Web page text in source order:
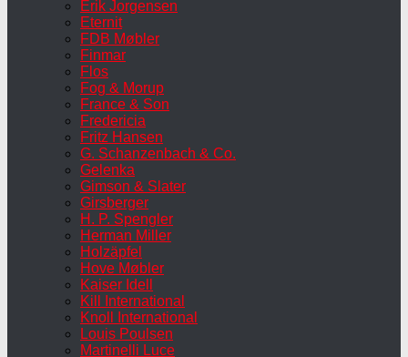
Erik Jorgensen
Eternit
FDB Møbler
Finmar
Flos
Fog & Morup
France & Son
Fredericia
Fritz Hansen
G. Schanzenbach & Co.
Gelenka
Gimson & Slater
Girsberger
H. P. Spengler
Herman Miller
Holzäpfel
Hove Møbler
Kaiser Idell
Kill International
Knoll International
Louis Poulsen
Martinelli Luce